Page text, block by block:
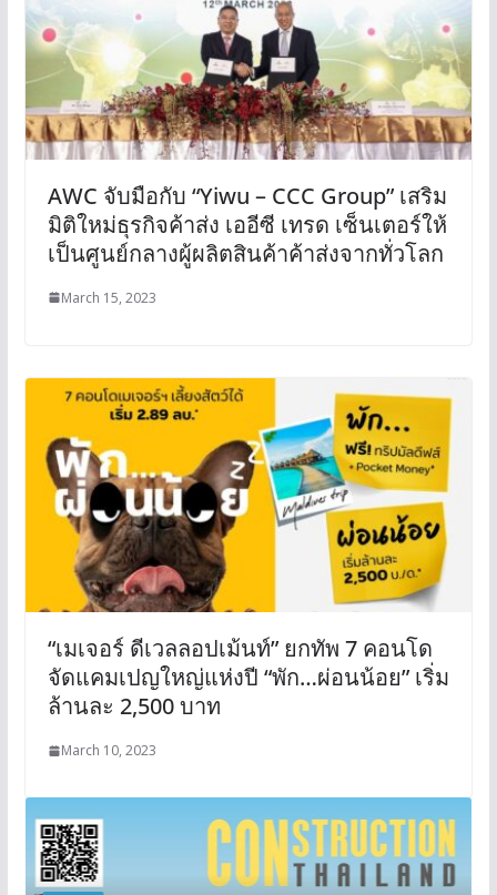
AWC จับมือกับ “Yiwu – CCC Group” เสริม
มิติใหม่ธุรกิจค้าส่ง เออีซี เทรด เซ็นเตอร์ให้
เป็นศูนย์กลางผู้ผลิตสินค้าค้าส่งจากทั่วโลก
March 15, 2023
“เมเจอร์ ดีเวลลอปเม้นท์” ยกทัพ 7 คอนโด
จัดแคมเปญใหญ่แห่งปี “พัก…ผ่อนน้อย” เริ่ม
ล้านละ 2,500 บาท
March 10, 2023